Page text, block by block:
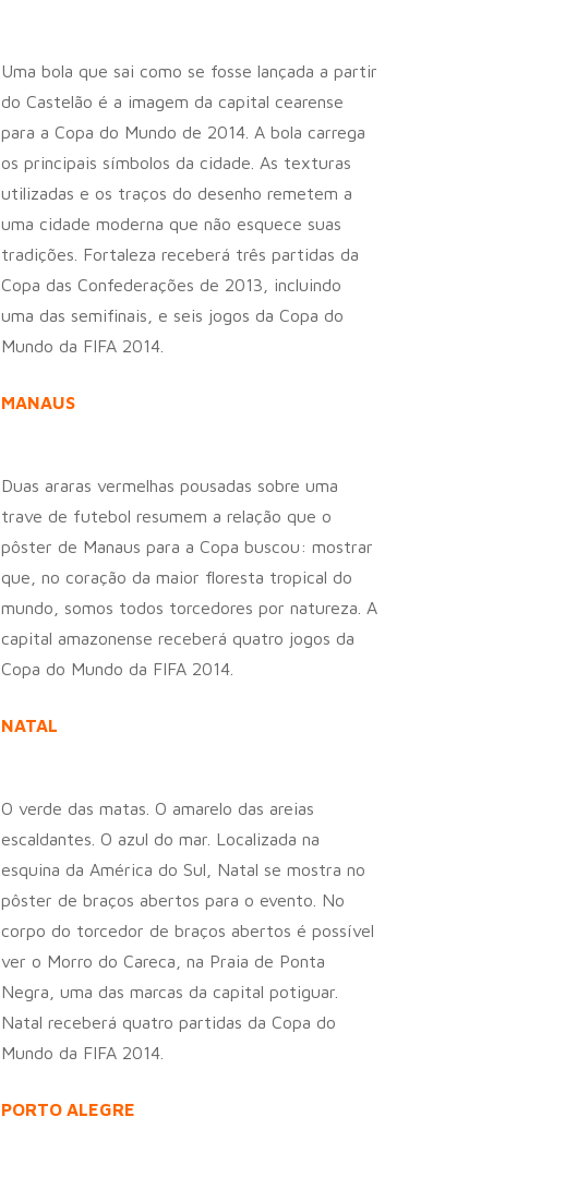
Uma bola que sai como se fosse lançada a partir
do Castelão é a imagem da capital cearense
para a Copa do Mundo de 2014. A bola carrega
os principais símbolos da cidade. As texturas
utilizadas e os traços do desenho remetem a
uma cidade moderna que não esquece suas
tradições. Fortaleza receberá três partidas da
Copa das Confederações de 2013, incluindo
uma das semifinais, e seis jogos da Copa do
Mundo da FIFA 2014.
MANAUS
Duas araras vermelhas pousadas sobre uma
trave de futebol resumem a relação que o
pôster de Manaus para a Copa buscou: mostrar
que, no coração da maior floresta tropical do
mundo, somos todos torcedores por natureza. A
capital amazonense receberá quatro jogos da
Copa do Mundo da FIFA 2014.
NATAL
O verde das matas. O amarelo das areias
escaldantes. O azul do mar. Localizada na
esquina da América do Sul, Natal se mostra no
pôster de braços abertos para o evento. No
corpo do torcedor de braços abertos é possível
ver o Morro do Careca, na Praia de Ponta
Negra, uma das marcas da capital potiguar.
Natal receberá quatro partidas da Copa do
Mundo da FIFA 2014.
PORTO ALEGRE